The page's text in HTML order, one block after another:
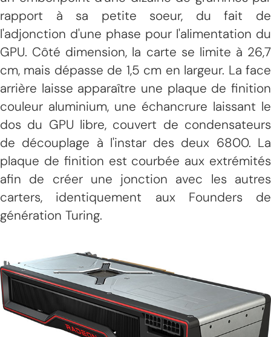
rapport à sa petite soeur, du fait de
l'adjonction d'une phase pour l'alimentation du
GPU. Côté dimension, la carte se limite à 26,7
cm, mais dépasse de 1,5 cm en largeur. La face
arrière laisse apparaître une plaque de finition
couleur aluminium, une échancrure laissant le
dos du GPU libre, couvert de condensateurs
de découplage à l'instar des deux 6800. La
plaque de finition est courbée aux extrémités
afin de créer une jonction avec les autres
carters, identiquement aux Founders de
génération Turing.